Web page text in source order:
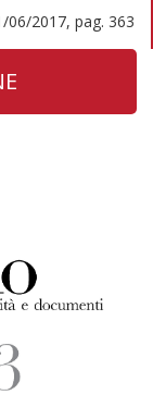
2017, pag. 363